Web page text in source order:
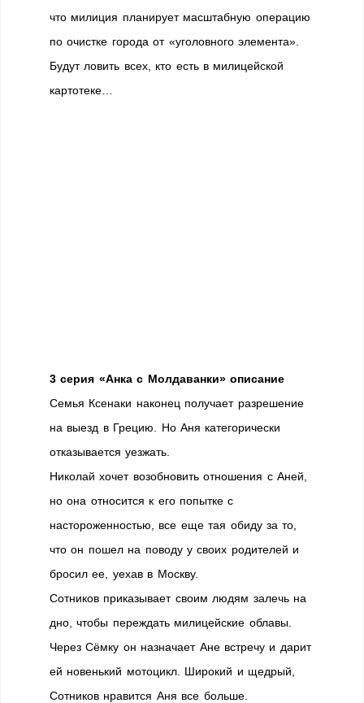
что милиция планирует масштабную операцию
по очистке города от «уголовного элемента».
Будут ловить всех, кто есть в милицейской
картотеке…
3 серия «Анка с Молдаванки» описание
Семья Ксенаки наконец получает разрешение
на выезд в Грецию. Но Аня категорически
отказывается уезжать.
Николай хочет возобновить отношения с Аней,
но она относится к его попытке с
настороженностью, все еще тая обиду за то,
что он пошел на поводу у своих родителей и
бросил ее, уехав в Москву.
Сотников приказывает своим людям залечь на
дно, чтобы переждать милицейские облавы.
Через Сёмку он назначает Ане встречу и дарит
ей новенький мотоцикл. Широкий и щедрый,
Сотников нравится Аня все больше.